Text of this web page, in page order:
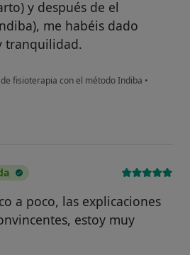
y después de el
me habéis dado
tranquilidad.
fisioterapia con el método Indiba •
a poco, las explicaciones
estoy muy